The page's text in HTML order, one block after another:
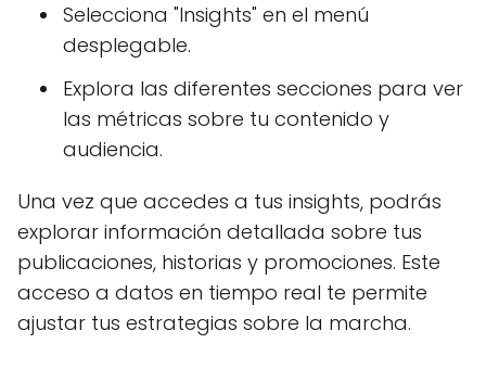
Selecciona "Insights" en el menú
desplegable.
Explora las diferentes secciones para ver
las métricas sobre tu contenido y
audiencia.
Una vez que accedes a tus insights, podrás
explorar información detallada sobre tus
publicaciones, historias y promociones. Este
acceso a datos en tiempo real te permite
ajustar tus estrategias sobre la marcha.